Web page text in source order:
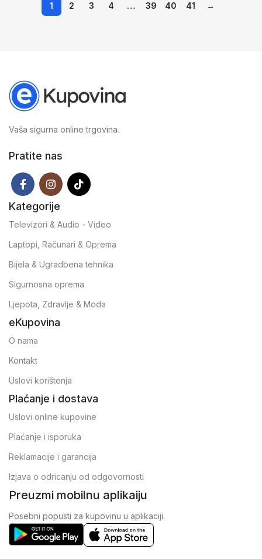
1 2 3 4 … 39 40 41 →
Vaša sigurna online trgovina.
Pratite nas
Kategorije
Televizori & Audio - Video
Laptopi, Računari & Oprema
Bijela & Ugradbena tehnika
Sigurnosna oprema
Ljepota, Zdravlje & Moda
eKupovina
O nama
Kontakt
Uslovi korištenja
Plaćanje i dostava
Uslovi online kupovine
Plaćanje i isporuka
Reklamacije i garancija
Izjava o odricanju od odgovornosti
Preuzmi mobilnu aplikaiju
Posebni popusti za kupovinu u aplikaciji.